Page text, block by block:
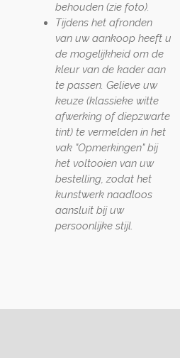
behouden (zie foto).
Tijdens het afronden
van uw aankoop heeft u
de mogelijkheid om de
kleur van de kader aan
te passen. Gelieve uw
keuze (klassieke witte
afwerking of diepzwarte
tint) te vermelden in het
vak "Opmerkingen" bij
het voltooien van uw
bestelling, zodat het
kunstwerk naadloos
aansluit bij uw
persoonlijke stijl.